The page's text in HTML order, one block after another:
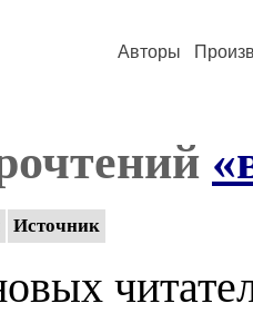
Авторы
Источник